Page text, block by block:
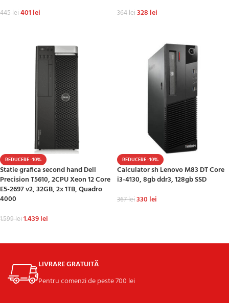
445lei401 lei 364lei328 lei
REDUCERE -10%
Statie grafica second hand Dell
Precision T5610, 2CPU Xeon 12 Core
E5-2697 v2, 32GB, 2x 1TB, Quadro
4000
1.599lei1.439lei
REDUCERE -10%
Calculator sh Lenovo M83 DT Core
i3-4130, 8gb ddr3, 128gb SSD
367lei330 lei
LIVRARE GRATUITĂ
Pentru comenzi de peste 700 lei